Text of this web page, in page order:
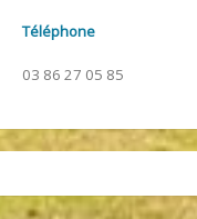
Téléphone
03 86 27 05 85